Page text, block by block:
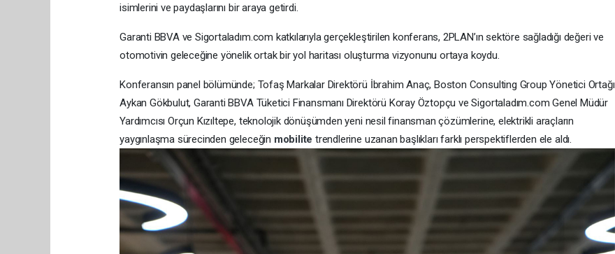
isimlerini ve paydaşlarını bir araya getirdi.
Garanti BBVA ve Sigortaladım.com katkılarıyla gerçekleştirilen konferans, 2PLAN’ın sektöre sağladığı değeri ve
otomotivin geleceğine yönelik ortak bir yol haritası oluşturma vizyonunu ortaya koydu.
Konferansın panel bölümünde; Tofaş Markalar Direktörü İbrahim Anaç, Boston Consulting Group Yönetici Ortağı
Aykan Gökbulut, Garanti BBVA Tüketici Finansmanı Direktörü Koray Öztopçu ve Sigortaladım.com Genel Müdür
Yardımcısı Orçun Kızıltepe, teknolojik dönüşümden yeni nesil finansman çözümlerine, elektrikli araçların
yaygınlaşma sürecinden geleceğin mobilitetrendlerine uzanan başlıkları farklı perspektiflerden ele aldı.